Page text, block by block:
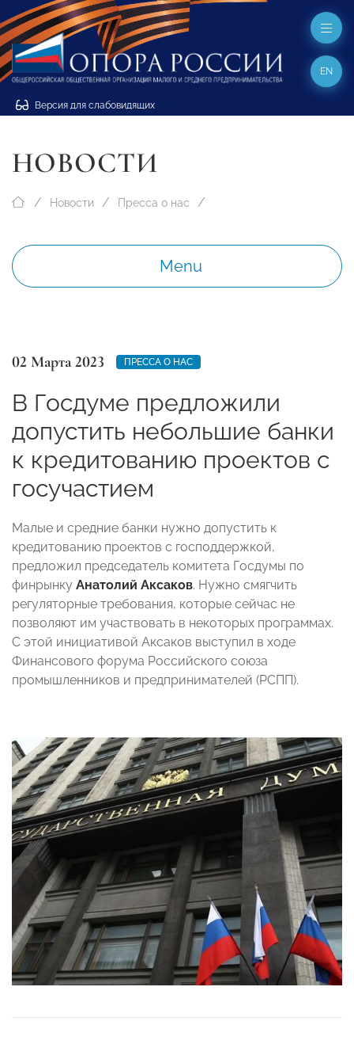
Версия для слабовидящих
EN
НОВОСТИ
Новости Пресса о нас
Menu
02 Марта 2023 ПРЕССА О НАС
В Госдуме предложили
допустить небольшие банки
к кредитованию проектов с
госучастием
Малые и средние банки нужно допустить к
кредитованию проектов с господдержкой,
предложил председатель комитета Госдумы по
финрынку Анатолий Аксаков. Нужно смягчить
регуляторные требования, которые сейчас не
позволяют им участвовать в некоторых программах.
С этой инициативой Аксаков выступил в ходе
Финансового форума Российского союза
промышленников и предпринимателей (РСПП).